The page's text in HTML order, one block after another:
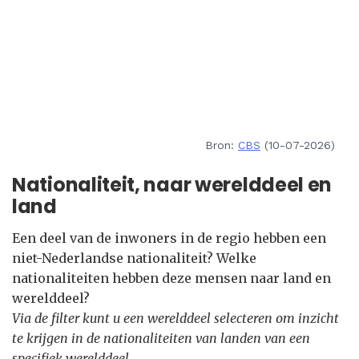
Bron: CBS (10-07-2026)
Nationaliteit, naar werelddeel en
land
Een deel van de inwoners in de regio hebben een
niet-Nederlandse nationaliteit? Welke
nationaliteiten hebben deze mensen naar land en
werelddeel?
Via de filter kunt u een werelddeel selecteren om inzicht
te krijgen in de nationaliteiten van landen van een